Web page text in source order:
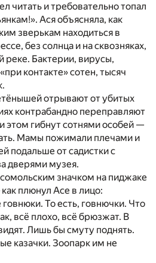
читать и требовательно топал
Ася объясняла, как
зверькам находиться в
без солнца и на сквозняках,
реке. Бактерии, вирусы,
контакте» сотен, тысяч
отрывают от убитых
контрабандно переправляют
этом гибнут сотнями особей —
Мамы пожимали плечами и
подальше от садистки с
дверями музея.
значком на пиджаке
плюнул Асе в лицо:
То есть, говнючки. Что
всё плохо, всё брюзжат. В
Лишь бы смуту поднять.
казачки. Зоопарк им не